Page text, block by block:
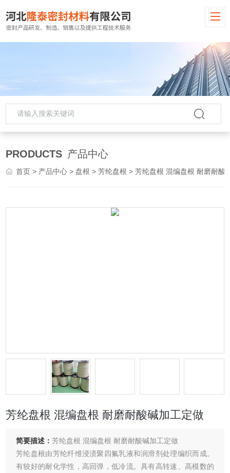
PRODUCTS 产品中心
首页 > 产品中心 > 盘根 >芳纶盘根 > 芳纶盘根 混编盘根 耐磨耐酸碱加工定做
芳纶盘根 混编盘根 耐磨耐酸碱加工定做
简要描述：芳纶盘根 混编盘根 耐磨耐酸碱加工定做
芳纶盘根由芳纶纤维浸渍聚四氟乳液和润滑剂处理编织而成。
有较好的耐化学性，高回弹，低冷流。具有高转速、高模数的